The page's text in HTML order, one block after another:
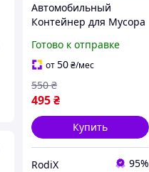
Автомобильный
Контейнер для Мусора
с Мусорными
Пакетиками Маленькое
Мусорное Ведро в
Машину для Чистоты
Готово к отправке
от50₴/мес
495₴
550 ₴
Купить
RodiX 95%